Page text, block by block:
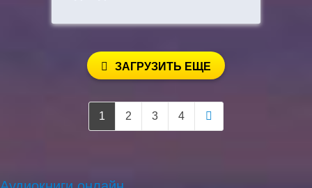
ЗАГРУЗИТЬ ЕЩЕ
1 2 3 4